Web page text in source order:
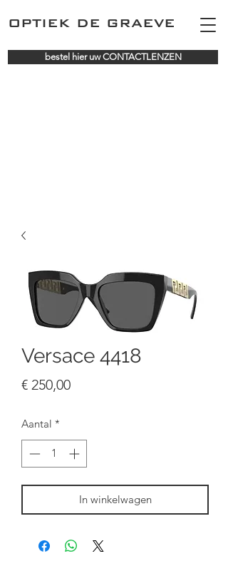
OPTIEK DE GRAEVE
bestel hier uw CONTACTLENZEN
Versace 4418
€ 250,00Prijs
Aantal *
In winkelwagen